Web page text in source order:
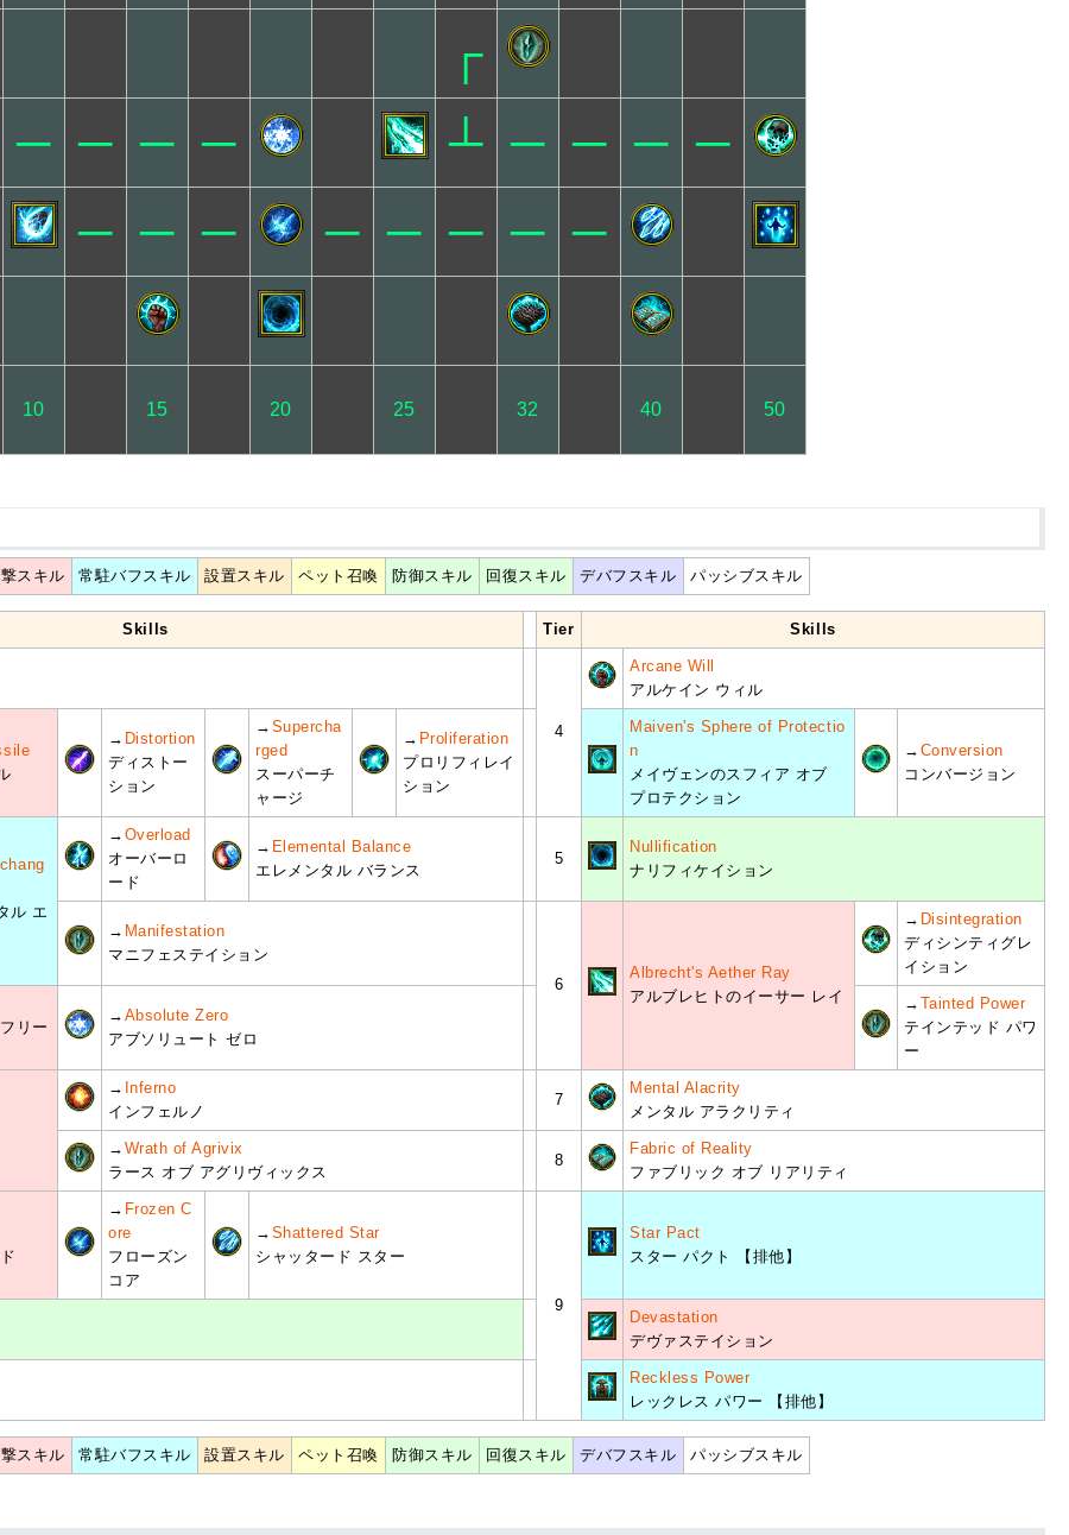
10 15 20 25 32 40 50
┌
─ ─ ─ ─ ┴ ─ ─ ─ ─
─ ─ ─ ─ ─ ─ ─ ─
スキル 常駐バフスキル 設置スキル ペット召喚 防御スキル 回復スキル デバフスキル パッシブスキル
Skills Tier Skills
4
Arcane Will
アルケイン ウィル
→ Distortion
ディストー
ション
→ Supercha
rged
スーパーチ
ャージ
→ Proliferation
プロリフィレイ
ション
Maiven's Sphere of Protectio
n
メイヴェンのスフィア オブ
プロテクション
→ Conversion
コンバージョン
ル エ
→ Overload
オーバーロ
ード
→ Elemental Balance
エレメンタル バランス
5
Nullification
ナリフィケイション
→ Manifestation
マニフェステイション
6
Albrecht's Aether Ray
アルブレヒトのイーサー レイ
→ Disintegration
ディシンティグレ
イション
リー
→ Absolute Zero
アブソリュート ゼロ
→ Tainted Power
テインテッド パワ
ー
→ Inferno
インフェルノ
7
Mental Alacrity
メンタル アラクリティ
→ Wrath of Agrivix
ラース オブ アグリヴィックス
8
Fabric of Reality
ファブリック オブ リアリティ
→ Frozen C
ore
フローズン
コア
→ Shattered Star
シャッタード スター
9
Star Pact
スター パクト 【排他】
Devastation
デヴァステイション
Reckless Power
レックレス パワー 【排他】
スキル 常駐バフスキル 設置スキル ペット召喚 防御スキル 回復スキル デバフスキル パッシブスキル